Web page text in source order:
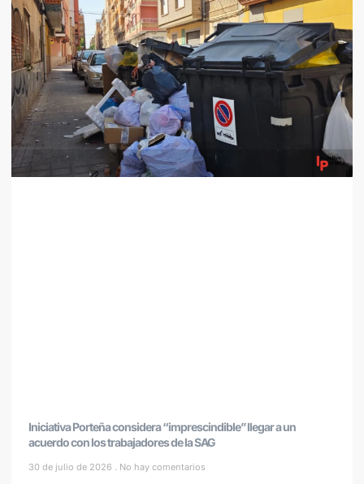
Iniciativa Porteña considera “imprescindible” llegar a un
acuerdo con los trabajadores de la SAG
30 de julio de 2026 No hay comentarios